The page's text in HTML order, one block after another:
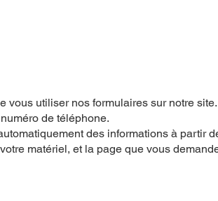
vous utiliser nos formulaires sur notre
de téléphone.
des informations à partir
matériel, et la page que vous